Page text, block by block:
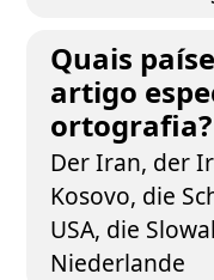
Quais
artigo
ortografia?
Der Iran, der
Kosovo, die
USA, die
Niederlande